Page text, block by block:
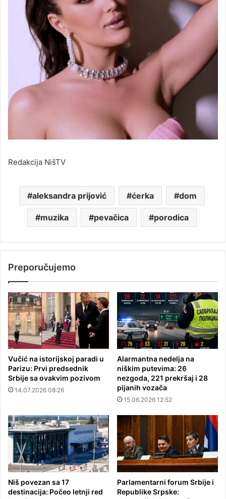
Redakcija NišTV
aleksandra prijović ćerka dom
muzika pevačica porodica
Preporučujemo
Vučić na istorijskoj paradi u
Parizu: Prvi predsednik
Srbije sa ovakvim pozivom
14.07.2026 08:26
Alarmantna nedelja na
niškim putevima: 26
nezgoda, 221 prekršaj i 28
pijanih vozača
15.06.2026 12:52
Niš povezan sa 17
destinacija: Počeo letnji red
Parlamentarni forum Srbije i
Republike Srpske: